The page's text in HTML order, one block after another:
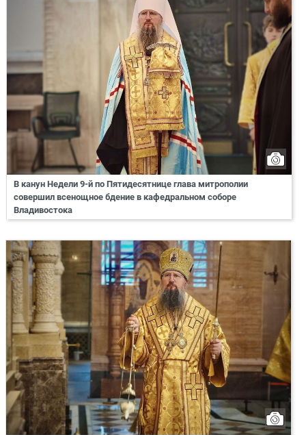
В канун Недели 9-й по Пятидесятнице глава митрополии
совершил всенощное бдение в кафедральном соборе
Владивостока